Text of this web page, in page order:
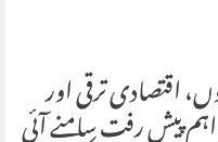
اقتصادی ترقی اور